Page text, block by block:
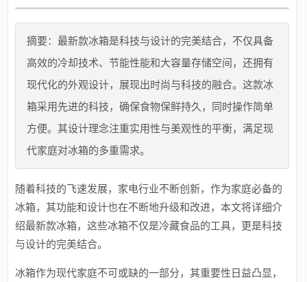
摘要：最新款冰箱是科技与设计的完美结合，不仅具备
高效的冷却技术、节能性能和大容量存储空间，还拥有
现代化的外观设计，展现出时尚与科技的融合。这款冰
箱采用先进的科技，确保食物保鲜持久，同时操作简单
方便。其设计理念注重实用性与美观性的平衡，满足现
代家庭对冰箱的多重需求。
随着科技的飞速发展，家电行业不断创新，作为家庭必备的
冰箱，其功能和设计也在不断地升级和改进，本文将详细介
绍最新款冰箱，这些冰箱不仅是冷藏食品的工具，更是科技
与设计的完美结合。
冰箱作为现代家庭不可或缺的一部分，其重要性日益凸显，